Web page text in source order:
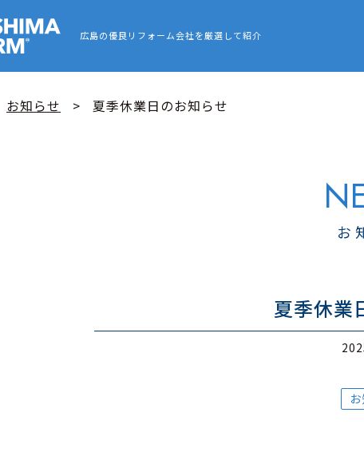
広島の優良リフォーム会社を厳選して紹介
お知らせ 夏季休業日のお知らせ
お
夏季休業